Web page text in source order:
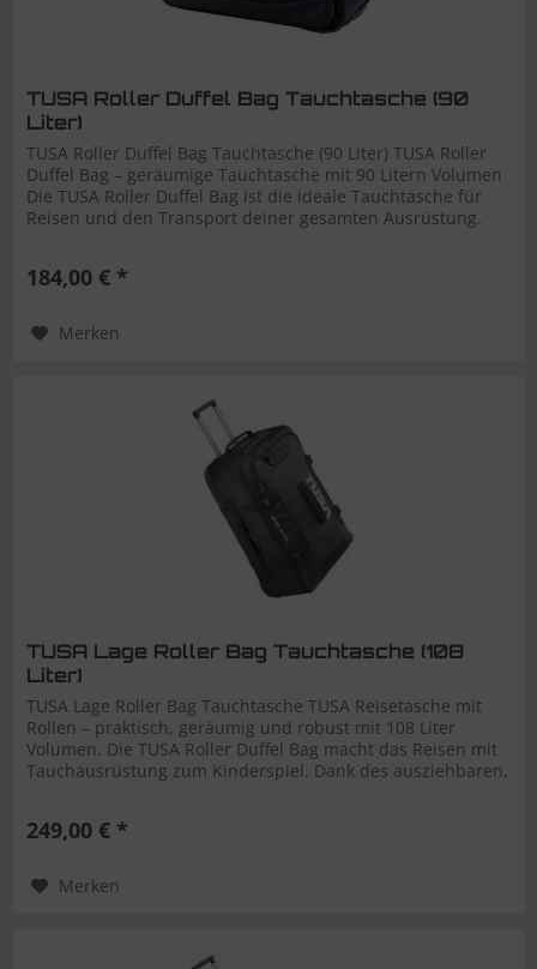
TUSA Roller Duffel Bag Tauchtasche (90
Liter)
TUSA Roller Duffel Bag Tauchtasche (90 Liter) TUSA Roller
Duffel Bag – geräumige Tauchtasche mit 90 Litern Volumen
Die TUSA Roller Duffel Bag ist die ideale Tauchtasche für
Reisen und den Transport deiner gesamten Ausrüstung.
184,00 € *
Merken
TUSA Lage Roller Bag Tauchtasche (108
Liter)
TUSA Lage Roller Bag Tauchtasche TUSA Reisetasche mit
Rollen – praktisch, geräumig und robust mit 108 Liter
Volumen. Die TUSA Roller Duffel Bag macht das Reisen mit
Tauchausrüstung zum Kinderspiel. Dank des ausziehbaren,
249,00 € *
Merken